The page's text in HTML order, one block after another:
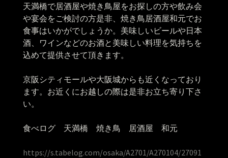
天満橋で居酒屋や焼き鳥屋をお探しの方や飲み会
や宴会をご検討の方是非、焼き鳥居酒屋和元でお
食事はいかがでしょうか。美味しいビールや日本
酒、ワインなどのお酒と美味しい料理を気持ちを
込めて提供させて頂きます。
京阪シティモールや大阪城からも近くなっており
ます。お近くにお越しの際は是非お立ち寄り下さ
い。
食べログ 天満橋 焼き鳥 居酒屋 和元
https://s.tabelog.com/osaka/A2701/A270104/27091